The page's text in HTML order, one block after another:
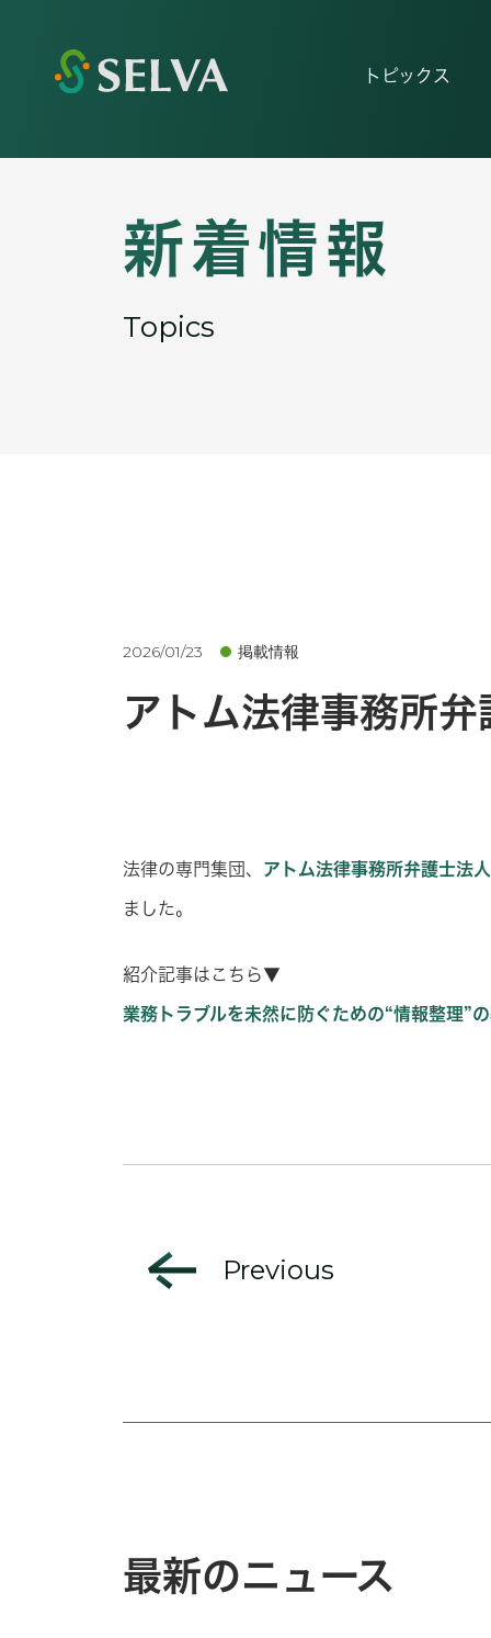
トピックス
新着情報
Topics
2026/01/23 掲載情報
アトム法律事務所
法律の専門集団、 アトム法律事務所弁護士法人
ました。
紹介記事はこちら▼
業務トラブルを未然に防ぐための“情報整理”
Previous
最新のニュース